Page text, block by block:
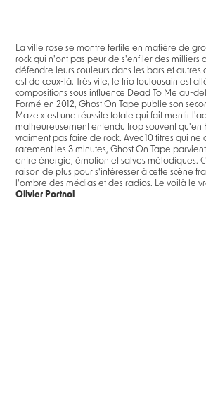
La ville rose se montre fertile en matière de
rock qui n'ont pas peur de s'enfiler des milliers
défendre leurs couleurs dans les bars et autres
est de ceux-là. Très vite, le trio toulousain est
compositions sous influence Dead To Me au-
Formé en 2012, Ghost On Tape publie son
Maze » est une réussite totale qui fait mentir
malheureusement entendu trop souvent qu'en
vraiment pas faire de rock. Avec 10 titres qui ne
rarement les 3 minutes, Ghost On Tape
entre énergie, émotion et salves mélodiques.
raison de plus pour s'intéresser à cette scène
l'ombre des médias et des radios. Le voilà le
Olivier Portnoi